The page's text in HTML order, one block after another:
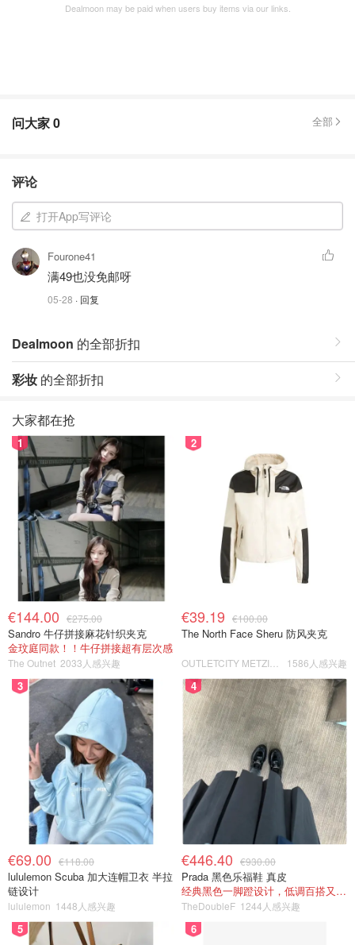
Dealmoon may be paid when users buy items via our links.
问大家0 全部
评论
打开App写评论
Fourone41
满49也没免邮呀
05-28 · 回复
Dealmoon 的全部折扣
彩妆 的全部折扣
大家都在抢
1
€144.00 €275.00
Sandro 牛仔拼接麻花针织夹克
金玟庭同款！！牛仔拼接超有层次感
The Outnet 2033人感兴趣
2
€39.19 €100.00
The North Face Sheru 防风夹克
1586人感兴趣
3
€69.00 €118.00
lululemon Scuba 加大连帽卫衣 半拉
链设计
lululemon 1448人感兴趣
4
€446.40 €930.00
Prada 黑色乐福鞋 真皮
经典黑色一脚蹬设计，低调百搭又高级
TheDoubleF 1244人感兴趣
5 6